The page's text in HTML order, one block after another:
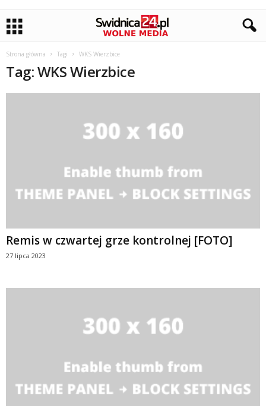
Strona główna Tagi WKS Wierzbice
Tag: WKS Wierzbice
Remis w czwartej grze kontrolnej [FOTO]
27 lipca 2023